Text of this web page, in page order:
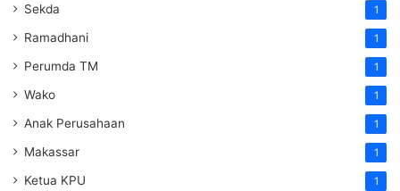
Sekda 1
Ramadhani 1
Perumda TM 1
Wako 1
Anak Perusahaan 1
Makassar 1
Ketua KPU 1